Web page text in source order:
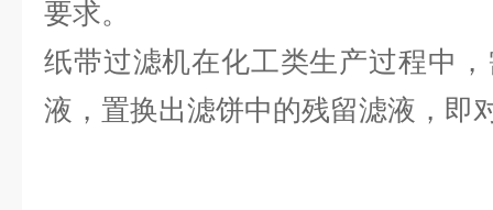
要求。
纸带过滤机在化工类生产过程中
液，置换出滤饼中的残留滤液，即